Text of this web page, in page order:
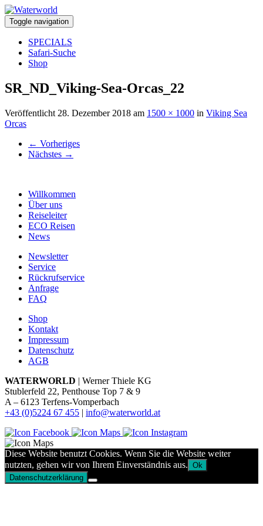
Toggle navigation
SPECIALS
Safari-Suche
Shop
SR_ND_Viking-Sea-Orcas_22
Veröffentlicht 28. Dezember 2018 am 1500 × 1000 in Viking Sea
Orcas
← Vorheriges
Nächstes →
Willkommen
Über uns
Reiseleiter
ECO Reisen
News
Newsletter
Service
Rückrufservice
Anfrage
FAQ
Shop
Kontakt
Impressum
Datenschutz
AGB
WATERWORLD | Werner Thiele KG
Stublerfeld 22, Penthouse Top 7 & 9
A – 6123 Terfens-Vomperbach
+43 (0)5224 67 455 | info@waterworld.at
Diese Website benutzt Cookies. Wenn Sie die Website weiter
nutzten, gehen wir von Ihrem Einverständnis aus. Ok
Datenschutzerklärung